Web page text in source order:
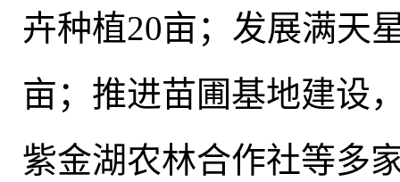
卉种植20亩； 发展满天
亩；推进苗圃基地建设
紫金湖农林合作社等多